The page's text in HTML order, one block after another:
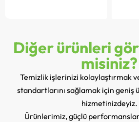
Diğer ürünleri
misiniz?
Temizlik işlerinizi kolaylaştırmak
standartlarını sağlamak için geniş
hizmetinizdeyiz.
Ürünlerimiz, güçlü